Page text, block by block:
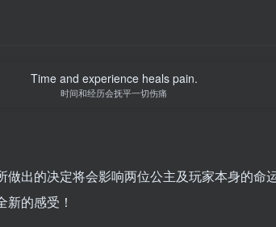
Time and experience heals pain.
时间和经历会抚平一切伤痛
出的决定将会影响两位公主及玩家本身的
的感受！